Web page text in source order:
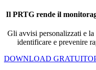
Il PRTG rende il
Gli avvisi personalizzati e
identificare e prevenire
DOWNLOAD GRATUITO